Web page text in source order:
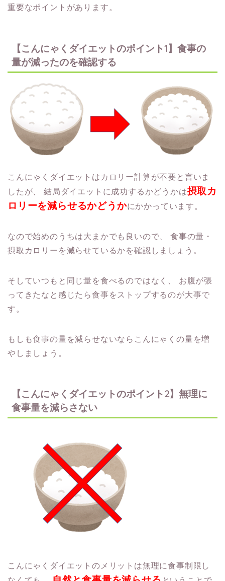
重要なポイントがあります。
【こんにゃくダイエットのポイント1】食事の
量が減ったのを確認する
こんにゃくダイエットはカロリー計算が不要と言いま
したが、
結局ダイエットに成功するかどうかは摂取カ
ロリーを減らせるかどうかにかかっています。
なので始めのうちは大まかでも良いので、
食事の量・
摂取カロリーを減らせているかを確認しましょう。
そしていつもと同じ量を食べるのではなく、
お腹が張
ってきたなと感じたら食事をストップするのが大事で
す。
もしも食事の量を減らせないならこんにゃくの量を増
やしましょう。
【こんにゃくダイエットのポイント2】無理に
食事量を減らさない
こんにゃくダイエットのメリットは無理に食事制限し